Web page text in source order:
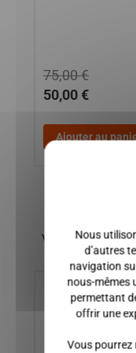
50,00 €
75,00 €
Ajouter au
Vous pourriez
Nous
d’autres
navigation
nous-mêmes
permettant
offrir une
Vous pourrez